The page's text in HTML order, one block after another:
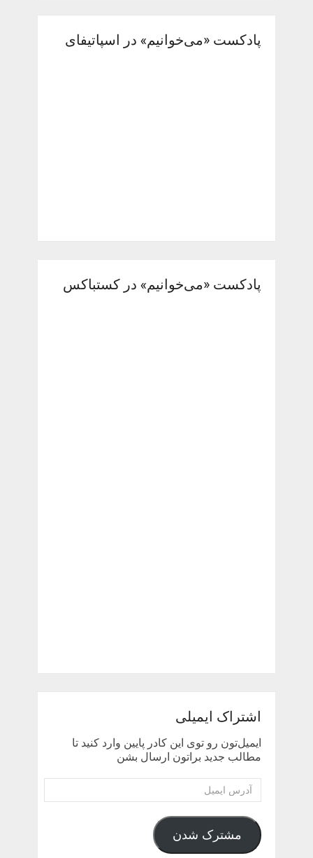
پادکست «می‌خوانیم» در اسپاتیفای
پادکست «می‌خوانیم» در کستباکس
اشتراک ایمیلی
ایمیل‌تون رو توی این کادر پایین وارد کنید تا
مطالب جدید براتون ارسال بشن
آدرس
ایمیل
مشترک شدن